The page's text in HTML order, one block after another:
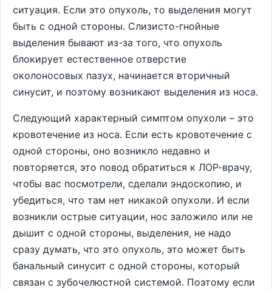
ситуация. Если это опухоль, то выделения могут
быть с одной стороны. Слизисто-гнойные
выделения бывают из-за того, что опухоль
блокирует естественное отверстие
околоносовых пазух, начинается вторичный
синусит, и поэтому возникают выделения из носа.
Следующий характерный симптом опухоли – это
кровотечение из носа. Если есть кровотечение с
одной стороны, оно возникло недавно и
повторяется, это повод обратиться к ЛОР-врачу,
чтобы вас посмотрели, сделали эндоскопию, и
убедиться, что там нет никакой опухоли. И если
возникли острые ситуации, нос заложило или не
дышит с одной стороны, выделения, не надо
сразу думать, что это опухоль, это может быть
банальный синусит с одной стороны, который
связан с зубочелюстной системой. Поэтому если